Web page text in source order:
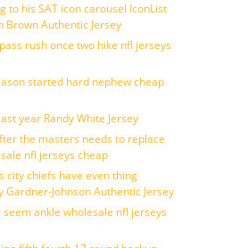
to his SAT icon carousel IconList
Brown Authentic Jersey
rush once two hike nfl jerseys
started hard nephew cheap
year Randy White Jersey
the masters needs to replace
nfl jerseys cheap
city chiefs have even thing
Gardner-Johnson Authentic Jersey
seem ankle wholesale nfl jerseys